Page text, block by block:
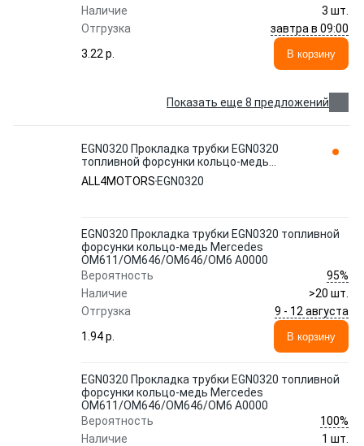
Наличие
3 шт.
Отгрузка
завтра в 09:00
3.22 p.
В корзину
Показать еще 8 предложений
EGN0320 Прокладка трубки EGN0320
топливной форсунки кольцо-медь
Mercedes OM611/OM646/OM646/OM6
A0000 ALL4MOTORS
ALL4MOTORS EGN0320
EGN0320 Прокладка трубки EGN0320 топливной
форсунки кольцо-медь Mercedes
OM611/OM646/OM646/OM6 A0000
Вероятность
95%
Наличие
>20 шт.
Отгрузка
9 - 12 августа
1.94 p.
В корзину
EGN0320 Прокладка трубки EGN0320 топливной
форсунки кольцо-медь Mercedes
OM611/OM646/OM646/OM6 A0000
Вероятность
100%
Наличие
1 шт.